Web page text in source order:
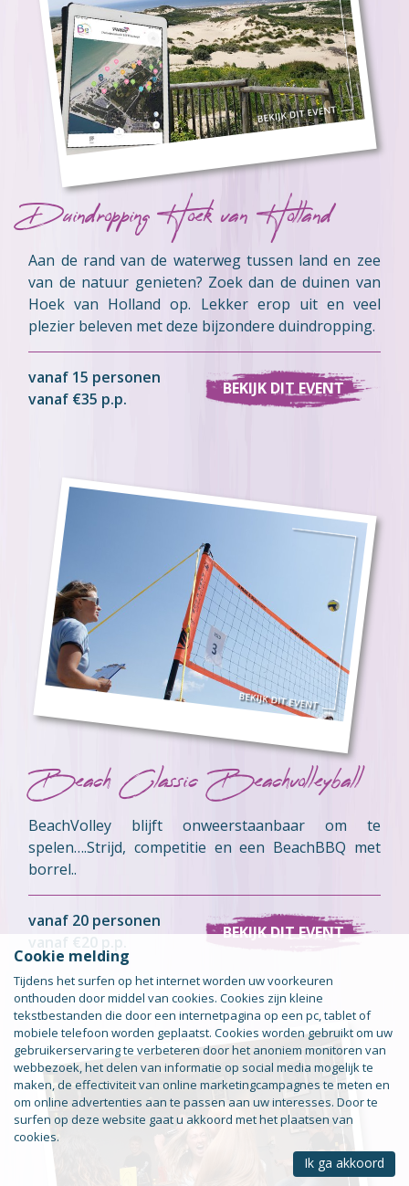
Duindropping Hoek van Holland
Aan de rand van de waterweg tussen land en zee
van de natuur genieten? Zoek dan de duinen van
Hoek van Holland op. Lekker erop uit en veel
plezier beleven met deze bijzondere duindropping.
vanaf 15 personen
vanaf €35 p.p.
BEKIJK DIT EVENT
Beach Classic Beachvolleyball
BeachVolley blijft onweerstaanbaar om te
spelen….Strijd, competitie en een BeachBBQ met
borrel..
vanaf 20 personen
vanaf €20 p.p.
BEKIJK DIT EVENT
Cookie melding
Tijdens het surfen op het internet worden uw voorkeuren
onthouden door middel van cookies. Cookies zijn kleine
tekstbestanden die door een internetpagina op een pc, tablet of
mobiele telefoon worden geplaatst. Cookies worden gebruikt om uw
gebruikerservaring te verbeteren door het anoniem monitoren van
webbezoek, het delen van informatie op social media mogelijk te
maken, de effectiviteit van online marketingcampagnes te meten en
om online advertenties aan te passen aan uw interesses. Door te
surfen op deze website gaat u akkoord met het plaatsen van
cookies.
Ik ga akkoord